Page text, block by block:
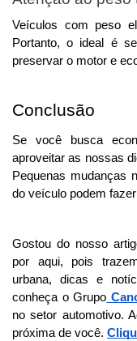
Veículos com peso
Portanto, o ideal é
preservar o motor e
Conclusão
Se você busca
aproveitar as nossas
Pequenas mudanças
do veículo podem
Gostou do nosso
por aqui, pois
urbana, dicas e
conheça o Grupo
no setor automotivo.
próxima de você.